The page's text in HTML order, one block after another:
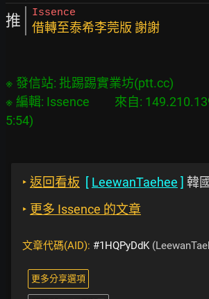
推 Issence
借轉至泰希李莞版 謝謝
※ 發信站: 批踢踢實業坊(ptt.cc)
※ 編輯: Issence         來自:
‣ 返回看板 [ LeewanTaehee ] 韓國
‣ 更多 Issence 的文章
文章代碼(AID): #1HQPyDdK
更多分享選項